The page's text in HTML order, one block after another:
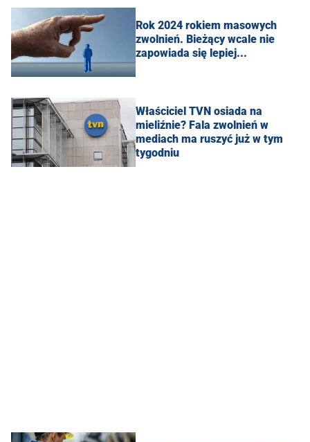
Rok 2024 rokiem masowych
zwolnień. Bieżący wcale nie
zapowiada się lepiej...
Właściciel TVN osiada na
mieliźnie? Fala zwolnień w
mediach ma ruszyć już w tym
tygodniu